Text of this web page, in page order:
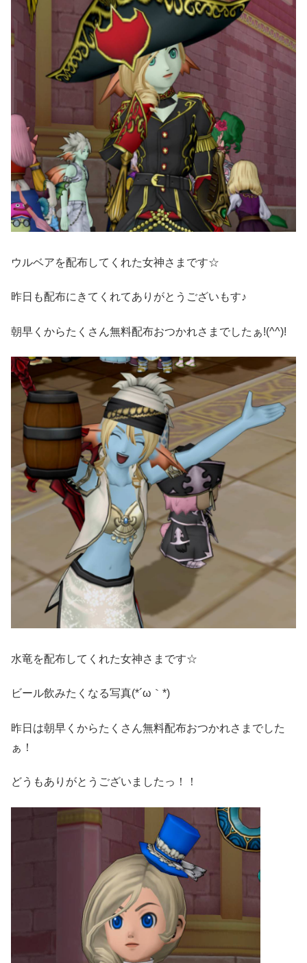
ウルベアを配布してくれた女神さまです☆
昨日も配布にきてくれてありがとうございもす♪
朝早くからたくさん無料配布おつかれさまでしたぁ!(^^)!
水竜を配布してくれた女神さまです☆
ビール飲みたくなる写真(*´ω｀*)
昨日は朝早くからたくさん無料配布おつかれさまでした
ぁ！
どうもありがとうございましたっ！！